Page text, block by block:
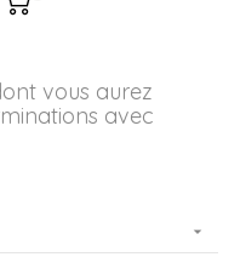
vous aurez
avec
